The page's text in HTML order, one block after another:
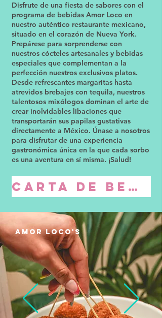
Disfrute de una fiesta de sabores con el
programa de bebidas Amor Loco en
nuestro auténtico restaurante mexicano,
situado en el corazón de Nueva York.
Prepárese para sorprenderse con
nuestros cócteles artesanales y bebidas
especiales que complementan a la
perfección nuestros exclusivos platos.
Desde refrescantes margaritas hasta
atrevidos brebajes con tequila, nuestros
talentosos mixólogos dominan el arte de
crear inolvidables libaciones que
transportarán sus papilas gustativas
directamente a México. Únase a nosotros
para disfrutar de una experiencia
gastronómica única en la que cada sorbo
es una aventura en sí misma. ¡Salud!
CARTA DE BEBIDAS
amor loco'S